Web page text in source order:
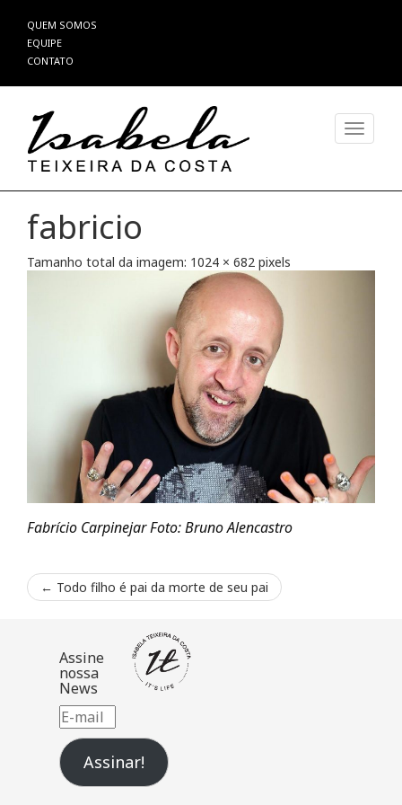
Pular
para
o
QUEM SOMOS
EQUIPE
CONTATO
fabricio
Tamanho total da imagem: 1024 × 682 pixels
Fabrício Carpinejar Foto: Bruno Alencastro
← Todo filho é pai da morte de seu pai
Assine
nossa
News
E-
mail
Assinar!